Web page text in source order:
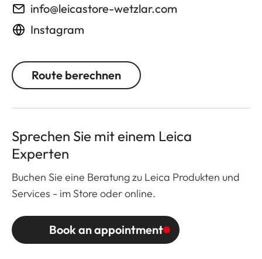
info@leicastore-wetzlar.com
Instagram
Route berechnen
Sprechen Sie mit einem Leica
Experten
Buchen Sie eine Beratung zu Leica Produkten und
Services - im Store oder online.
Book an appointment